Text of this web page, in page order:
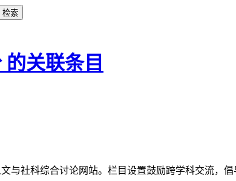
关联条目
文与社科综合讨论网站。栏目设置鼓励跨学科交流，